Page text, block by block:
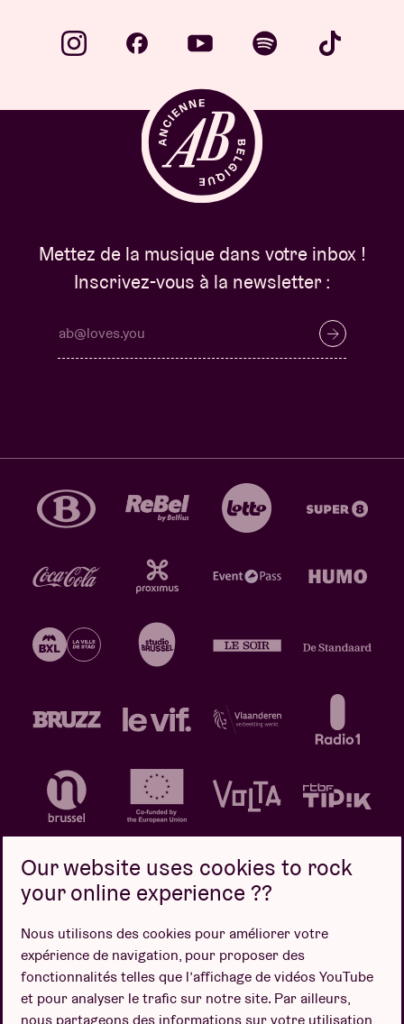
Mettez de la musique dans votre inbox !
Inscrivez-vous à la newsletter :
Politique de confidentialité
Politique de cookies
Conditions de vente
Design par
Our website uses cookies to rock
your online experience ??
Nous utilisons des cookies pour améliorer votre
expérience de navigation, pour proposer des
fonctionnalités telles que l’affichage de vidéos YouTube
et pour analyser le trafic sur notre site. Par ailleurs,
nous partageons des informations sur votre utilisation